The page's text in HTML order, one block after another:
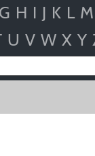
G H I J K L M
U V W X Y